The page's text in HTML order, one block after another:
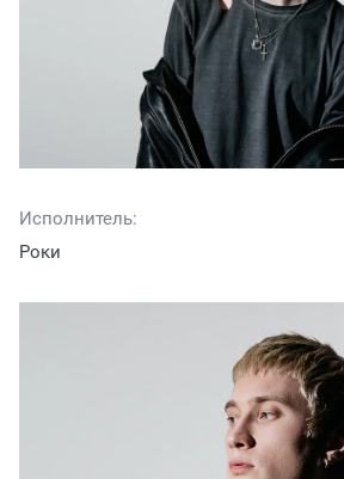
Исполнитель:
Роки